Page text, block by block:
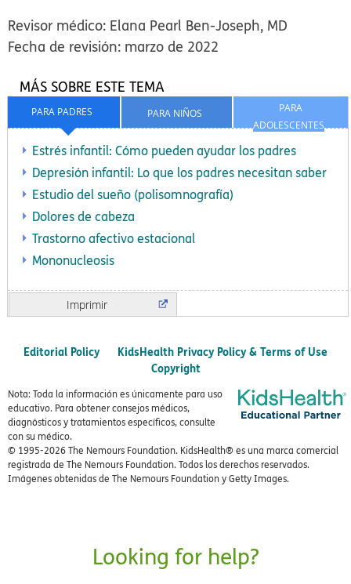
Revisor médico: Elana Pearl Ben-Joseph, MD
Fecha de revisión: marzo de 2022
PARA
ADOLESCENTES
PARA NIÑOS
PARA PADRES
MÁS SOBRE ESTE TEMA
Estrés infantil: Cómo pueden ayudar los padres
Depresión infantil: Lo que los padres necesitan saber
Estudio del sueño (polisomnografía)
Dolores de cabeza
Trastorno afectivo estacional
Mononucleosis
Imprimir
Editorial Policy
KidsHealth Privacy Policy & Terms of Use
Copyright
Nota: Toda la información es únicamente para uso
educativo. Para obtener consejos médicos,
diagnósticos y tratamientos específicos, consulte
con su médico.
© 1995-2026 The Nemours Foundation. KidsHealth® es una marca comercial
registrada de The Nemours Foundation. Todos los derechos reservados.
Imágenes obtenidas de The Nemours Foundation y Getty Images.
Looking for help?